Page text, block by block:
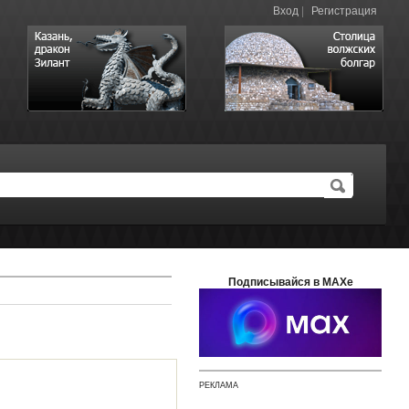
Вход Регистрация
Подписывайся в MAXе
РЕКЛАМА